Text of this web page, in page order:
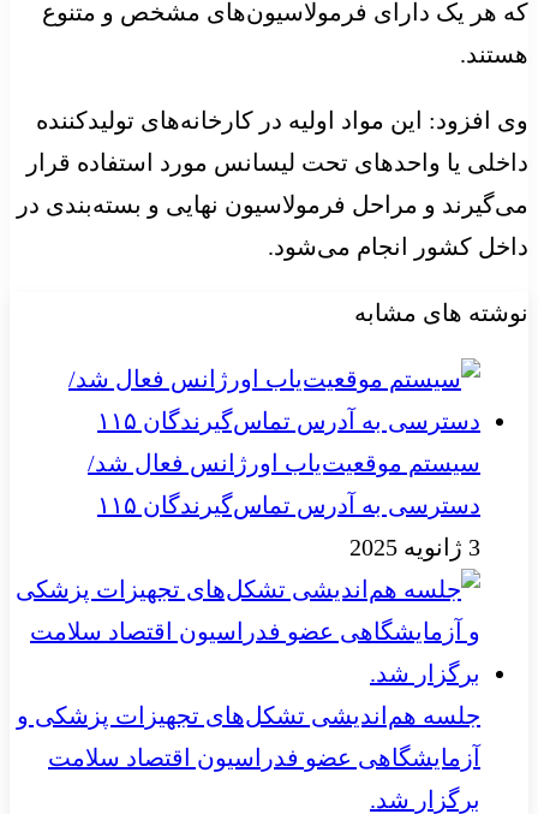
که هر یک دارای فرمولاسیون‌های مشخص و متنوع
هستند.
وی افزود: این مواد اولیه در کارخانه‌های تولیدکننده
داخلی یا واحدهای تحت لیسانس مورد استفاده قرار
می‌گیرند و مراحل فرمولاسیون نهایی و بسته‌بندی در
داخل کشور انجام می‌شود.
نوشته های مشابه
سیستم موقعیت‌یاب اورژانس فعال شد/
دسترسی به آدرس تماس‌گیرندگان ۱۱۵
3 ژانویه 2025
جلسه هم‌اندیشی تشکل‌های تجهیزات پزشکی و
آزمایشگاهی عضو فدراسیون اقتصاد سلامت
برگزار شد.